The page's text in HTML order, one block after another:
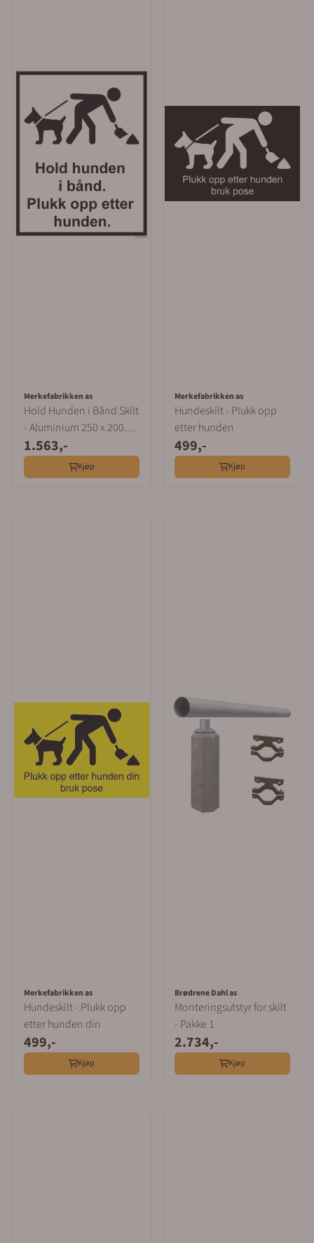
Merkefabrikken as
Hold Hunden i Bånd Skilt
- Aluminium 250 x 200
mm
1.563,-
Kjøp
Merkefabrikken as
Hundeskilt - Plukk opp
etter hunden
499,-
Kjøp
Merkefabrikken as
Hundeskilt - Plukk opp
etter hunden din
499,-
Kjøp
Brødrene Dahl as
Monteringsutstyr for skilt
- Pakke 1
2.734,-
Kjøp